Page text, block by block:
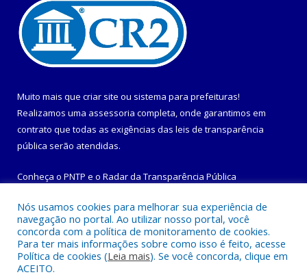
Muito mais que criar site ou sistema para prefeituras!
Realizamos uma assessoria completa, onde garantimos em
contrato que todas as exigências das leis de transparência
pública serão atendidas.
Conheça o PNTP e o Radar da Transparência Pública
Todos os direitos reservados a Prefeitura Municipal de
Maracanã.
Nós usamos cookies para melhorar sua experiência de
navegação no portal. Ao utilizar nosso portal, você
concorda com a política de monitoramento de cookies.
Para ter mais informações sobre como isso é feito, acesse
Política de cookies (Leia mais). Se você concorda, clique em
ACEITO.